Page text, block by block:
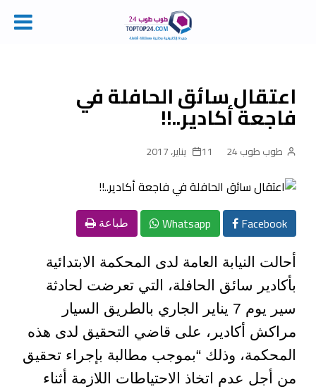
contentاعتقال سائق الحافلة في
فاجعة أكادير..!!
طوب طوب 24 11 يناير، 2017
Facebook
Whatsapp طباعة
أحالت النيابة العامة لدى المحكمة الابتدائية
بأكادير سائق الحافلة، التي تعرضت لحادثة
سير يوم 7 يناير الجاري بالطريق السيار
مراكش أكادير، على قاضي التحقيق لدى هذه
المحكمة، وذلك “بموجب مطالبة بإجراء تحقيق
من أجل عدم اتخاذ الاحتياطات اللازمة أثناء